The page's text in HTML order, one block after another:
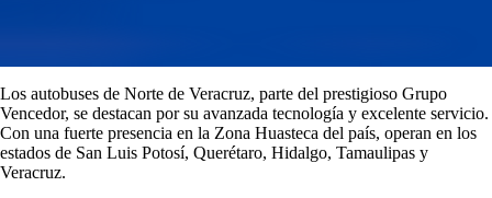
Los autobuses de Norte de Veracruz, parte del prestigioso Grupo
Vencedor, se destacan por su avanzada tecnología y excelente servicio.
Con una fuerte presencia en la Zona Huasteca del país, operan en los
estados de San Luis Potosí, Querétaro, Hidalgo, Tamaulipas y
Veracruz.